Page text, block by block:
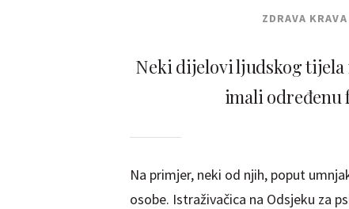
ZDRAVA
Neki dijelovi ljudskog tijela
imali određenu
Na primjer, neki od njih, poput
osobe. Istraživačica na Odsjeku za